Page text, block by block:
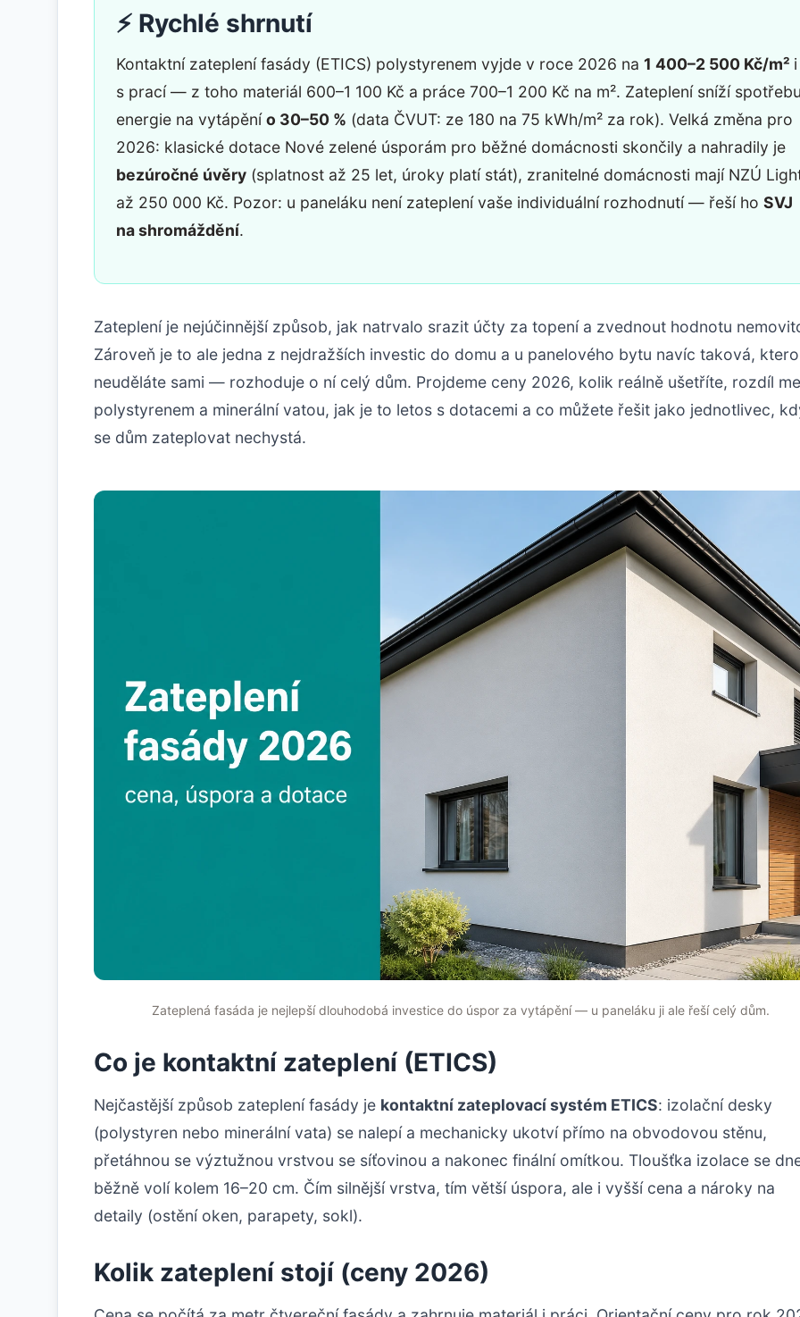
⚡ Rychlé shrnutí
Kontaktní zateplení fasády (ETICS) polystyrenem vyjde v roce 2026 na 1 400–2 500 Kč/m² i
s prací — z toho materiál 600–1 100 Kč a práce 700–1 200 Kč na m². Zateplení sníží
energie na vytápěnío 30–50 % (data ČVUT: ze 180 na 75 kWh/m² za rok). Velká změna pro
2026: klasické dotace Nové zelené úsporám pro běžné domácnosti skončily a nahradily je
bezúročné úvěry (splatnost až 25 let, úroky platí stát), zranitelné domácnosti mají NZÚ
až 250 000 Kč. Pozor: u paneláku není zateplení vaše individuální rozhodnutí — řeší ho SVJ
na shromáždění.
Zateplení je nejúčinnější způsob, jak natrvalo srazit účty za topení a zvednout hodnotu
Zároveň je to ale jedna z nejdražších investic do domu a u panelového bytu navíc taková,
neuděláte sami — rozhoduje o ní celý dům. Projdeme ceny 2026, kolik reálně ušetříte, rozdíl
polystyrenem a minerální vatou, jak je to letos s dotacemi a co můžete řešit jako jednotlivec,
se dům zateplovat nechystá.
Zateplená fasáda je nejlepší dlouhodobá investice do úspor za vytápění — u paneláku ji ale řeší celý dům.
Co je kontaktní zateplení (ETICS)
Nejčastější způsob zateplení fasády je kontaktní zateplovací systém ETICS: izolační desky
(polystyren nebo minerální vata) se nalepí a mechanicky ukotví přímo na obvodovou stěnu,
přetáhnou se výztužnou vrstvou se síťovinou a nakonec finální omítkou. Tloušťka izolace se
běžně volí kolem 16–20 cm. Čím silnější vrstva, tím větší úspora, ale i vyšší cena a nároky na
detaily (ostění oken, parapety, sokl).
Kolik zateplení stojí (ceny 2026)